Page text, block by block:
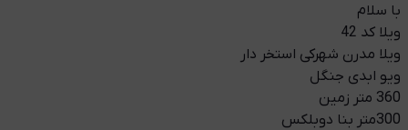
با سلام
ویلا کد 42
ویلا مدرن شهرکی استخر دار
ویو ابدی جنگل
360 متر زمین
300متر بنا دوبلکس